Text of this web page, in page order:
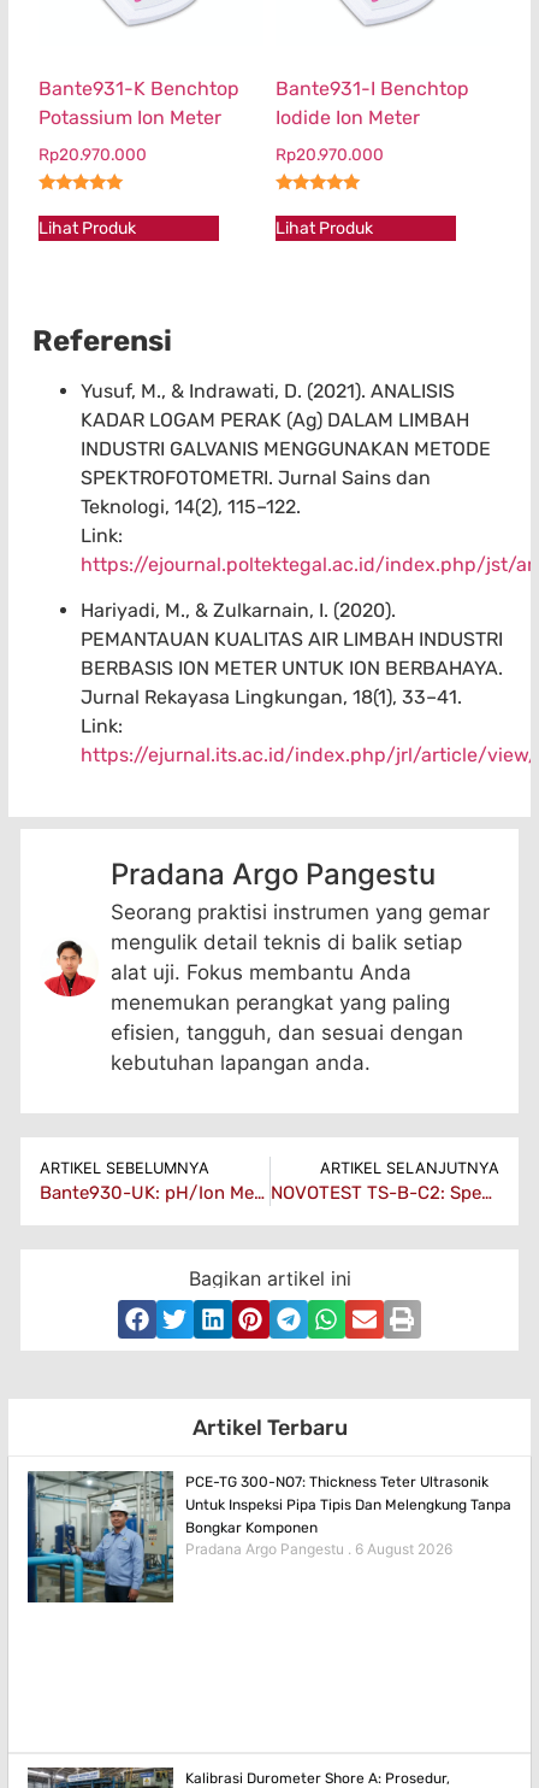
Bante931-K Benchtop
Potassium Ion Meter
Rp20.970.000
Lihat Produk
Bante931-I Benchtop
Iodide Ion Meter
Rp20.970.000
Lihat Produk
Referensi
Yusuf, M., & Indrawati, D. (2021). ANALISIS
KADAR LOGAM PERAK (Ag) DALAM LIMBAH
INDUSTRI GALVANIS MENGGUNAKAN METODE
SPEKTROFOTOMETRI. Jurnal Sains dan
Teknologi, 14(2), 115–122.
Link:
https://ejournal.poltektegal.ac.id/index.php/jst/
Hariyadi, M., & Zulkarnain, I. (2020).
PEMANTAUAN KUALITAS AIR LIMBAH INDUSTRI
BERBASIS ION METER UNTUK ION BERBAHAYA.
Jurnal Rekayasa Lingkungan, 18(1), 33–41.
Link:
https://ejurnal.its.ac.id/index.php/jrl/article/view/
Pradana Argo Pangestu
Seorang praktisi instrumen yang gemar
mengulik detail teknis di balik setiap
alat uji. Fokus membantu Anda
menemukan perangkat yang paling
efisien, tangguh, dan sesuai dengan
kebutuhan lapangan anda.
ARTIKEL SEBELUMNYA
Bante930-UK: pH/Ion Meter Presisi Untuk Laboratorium Dan Industri
ARTIKEL SELANJUTNYA
NOVOTEST TS-B-C2: Spesifikasi Hardness Tester 3-in-1 untuk QC Logam
Bagikan artikel ini
Artikel Terbaru
PCE-TG 300-NO7: Thickness Teter Ultrasonik
Untuk Inspeksi Pipa Tipis Dan Melengkung Tanpa
Bongkar Komponen
Pradana Argo Pangestu 6 August 2026
Kalibrasi Durometer Shore A: Prosedur,